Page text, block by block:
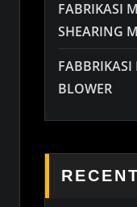
FABRIKASI
SHEARING
FABBRIKASI
BLOWER